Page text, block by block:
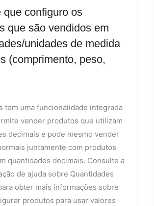
que configuro os
que são vendidos em
unidades de medida
(comprimento, peso,
tem uma funcionalidade integrada
vender produtos que utilizam
decimais e pode mesmo vender
juntamente com produtos
quantidades decimais. Consulte a
de ajuda sobre Quantidades
obter mais informações sobre
produtos para usar valores
unidades